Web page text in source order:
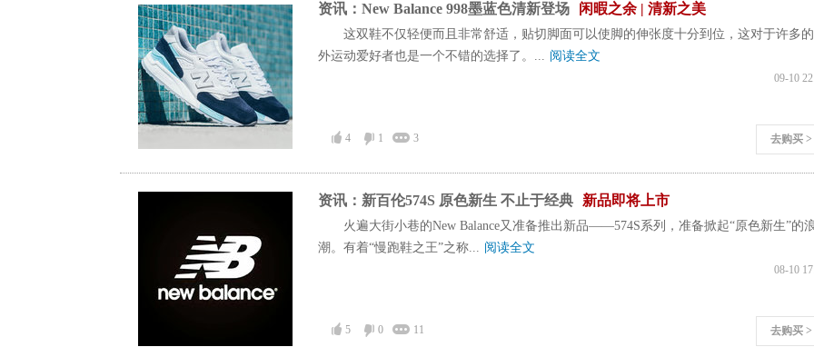
资讯：New Balance 998墨蓝色清新登场 闲暇之余 | 清新之美
这双鞋不仅轻便而且非常舒适，贴切脚面可以使脚的伸张度十分到位，这对于许多
外运动爱好者也是一个不错的选择了。... 阅读全文
09-10
去购买 >
4 1 3
资讯：新百伦574S 原色新生 不止于经典 新品即将上市
火遍大街小巷的New Balance又准备推出新品——574S系列，准备掀起“原色新生”的
潮。有着“慢跑鞋之王”之称... 阅读全文
08-10
去购买 >
5 0 11